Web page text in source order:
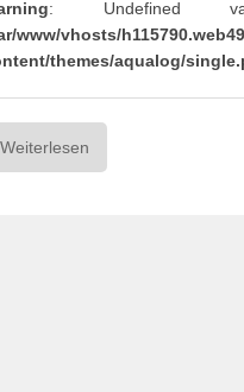
: Undefined
www/vhosts/
themes/aqualog/
Weiterlesen